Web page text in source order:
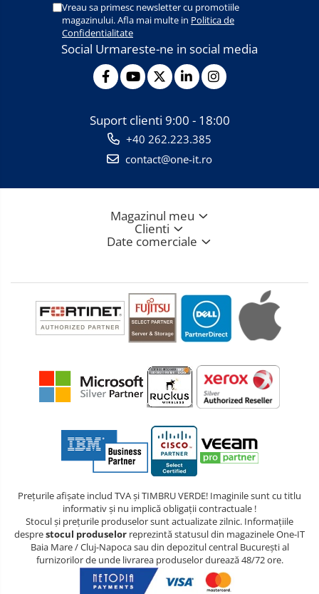
Vreau sa primesc newsletter cu promotiile
magazinului. Afla mai multe in Politica de
Confidentialitate
Social Urmareste-ne in social media
Suport clienti 9:00 - 18:00
+40 262.223.385
contact@one-it.ro
Magazinul meu
Clienti
Date comerciale
Prețurile afișate includ TVA și TIMBRU VERDE! Imaginile sunt cu titlu
informativ și nu implică obligații contractuale !
Stocul și prețurile produselor sunt actualizate zilnic. Informațiile
desprestocul produselor reprezintă statusul din magazinele One-IT
Baia Mare / Cluj-Napoca sau din depozitul central București al
furnizorilor de unde livrarea produselor durează 48/72 ore.